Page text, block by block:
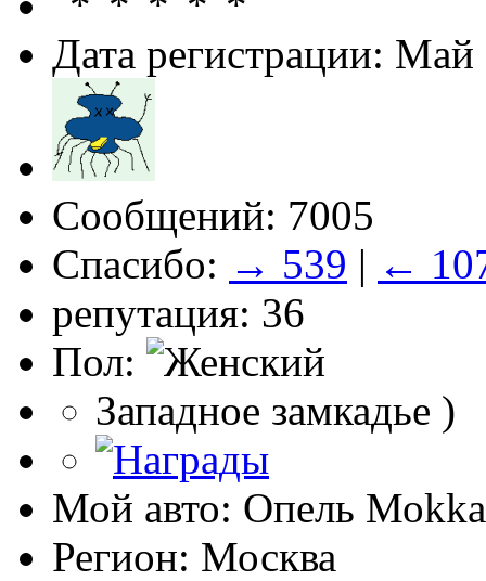
Дата регистрации: Май
Сообщений: 7005
Спасибо: → 539 | ←
репутация: 36
Пол:
Западное замкадье )
Мой авто: Опель
Регион: Москва